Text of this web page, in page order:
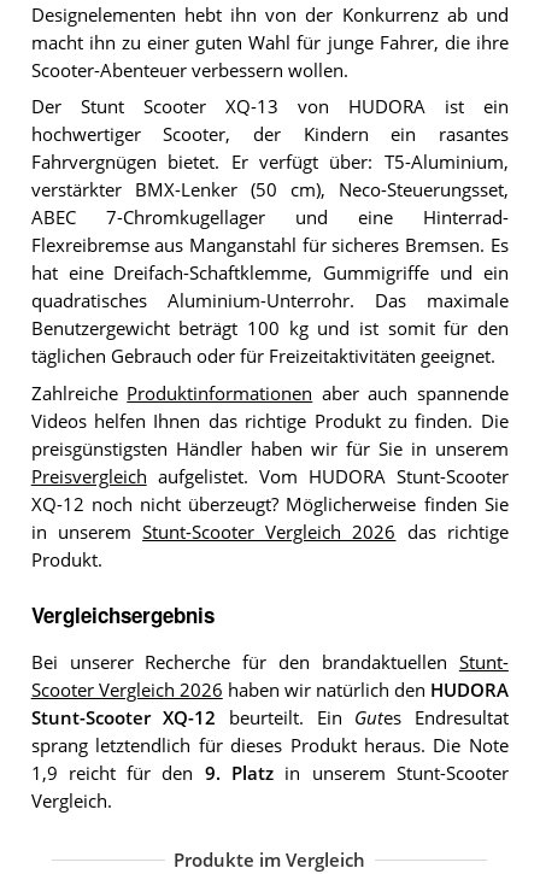
Designelementen hebt ihn von der Konkurrenz ab und
macht ihn zu einer guten Wahl für junge Fahrer, die ihre
Scooter-Abenteuer verbessern wollen.
Der Stunt Scooter XQ-13 von HUDORA ist ein
hochwertiger Scooter, der Kindern ein rasantes
Fahrvergnügen bietet. Er verfügt über: T5-Aluminium,
verstärkter BMX-Lenker (50 cm), Neco-Steuerungsset,
ABEC 7-Chromkugellager und eine Hinterrad-
Flexreibremse aus Manganstahl für sicheres Bremsen. Es
hat eine Dreifach-Schaftklemme, Gummigriffe und ein
quadratisches Aluminium-Unterrohr. Das maximale
Benutzergewicht beträgt 100 kg und ist somit für den
täglichen Gebrauch oder für Freizeitaktivitäten geeignet.
Zahlreiche Produktinformationen aber auch spannende
Videos helfen Ihnen das richtige Produkt zu finden. Die
preisgünstigsten Händler haben wir für Sie in unserem
Preisvergleich aufgelistet. Vom HUDORA Stunt-Scooter
XQ-12 noch nicht überzeugt? Möglicherweise finden Sie
in unseremStunt-Scooter Vergleich 2026 das richtige
Produkt.
Vergleichsergebnis
Bei unserer Recherche für den brandaktuellen Stunt-
Scooter Vergleich 2026 haben wir natürlich den HUDORA
Stunt-Scooter XQ-12 beurteilt. Ein Gutes Endresultat
sprang letztendlich für dieses Produkt heraus. Die Note
1,9 reicht für den 9. Platz in unserem Stunt-Scooter
Vergleich.
Produkte im Vergleich